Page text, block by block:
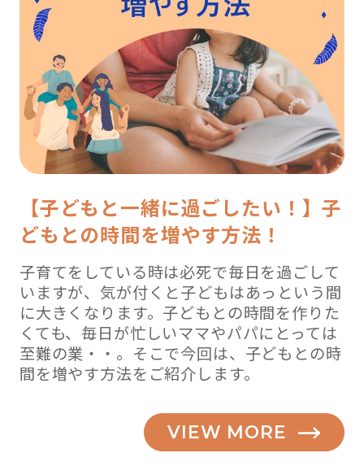
【子どもと一緒に過ごしたい！】子
どもとの時間を増やす方法！
子育てをしている時は必死で毎日を過ごして
いますが、気が付くと子どもはあっという間
に大きくなります。子どもとの時間を作りた
くても、毎日が忙しいママやパパにとっては
至難の業・・。そこで今回は、子どもとの時
間を増やす方法をご紹介します。
VIEW MORE